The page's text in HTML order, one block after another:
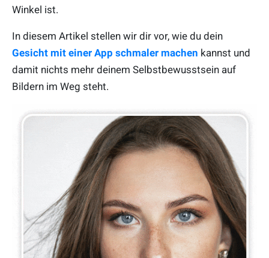
Winkel ist.
In diesem Artikel stellen wir dir vor, wie du dein
Gesicht mit einer App schmaler machen kannst und
damit nichts mehr deinem Selbstbewusstsein auf
Bildern im Weg steht.